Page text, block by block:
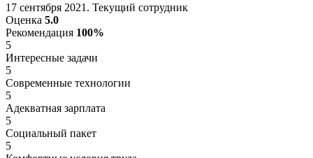
17 сентября 2021. Текущий сотрудник
Оценка 5.0
Рекомендация 100%
5
Интересные задачи
5
Современные технологии
5
Адекватная зарплата
5
Социальный пакет
5